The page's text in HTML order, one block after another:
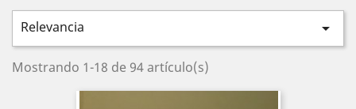
Relevancia 
Mostrando 1-18 de 94 artículo(s)